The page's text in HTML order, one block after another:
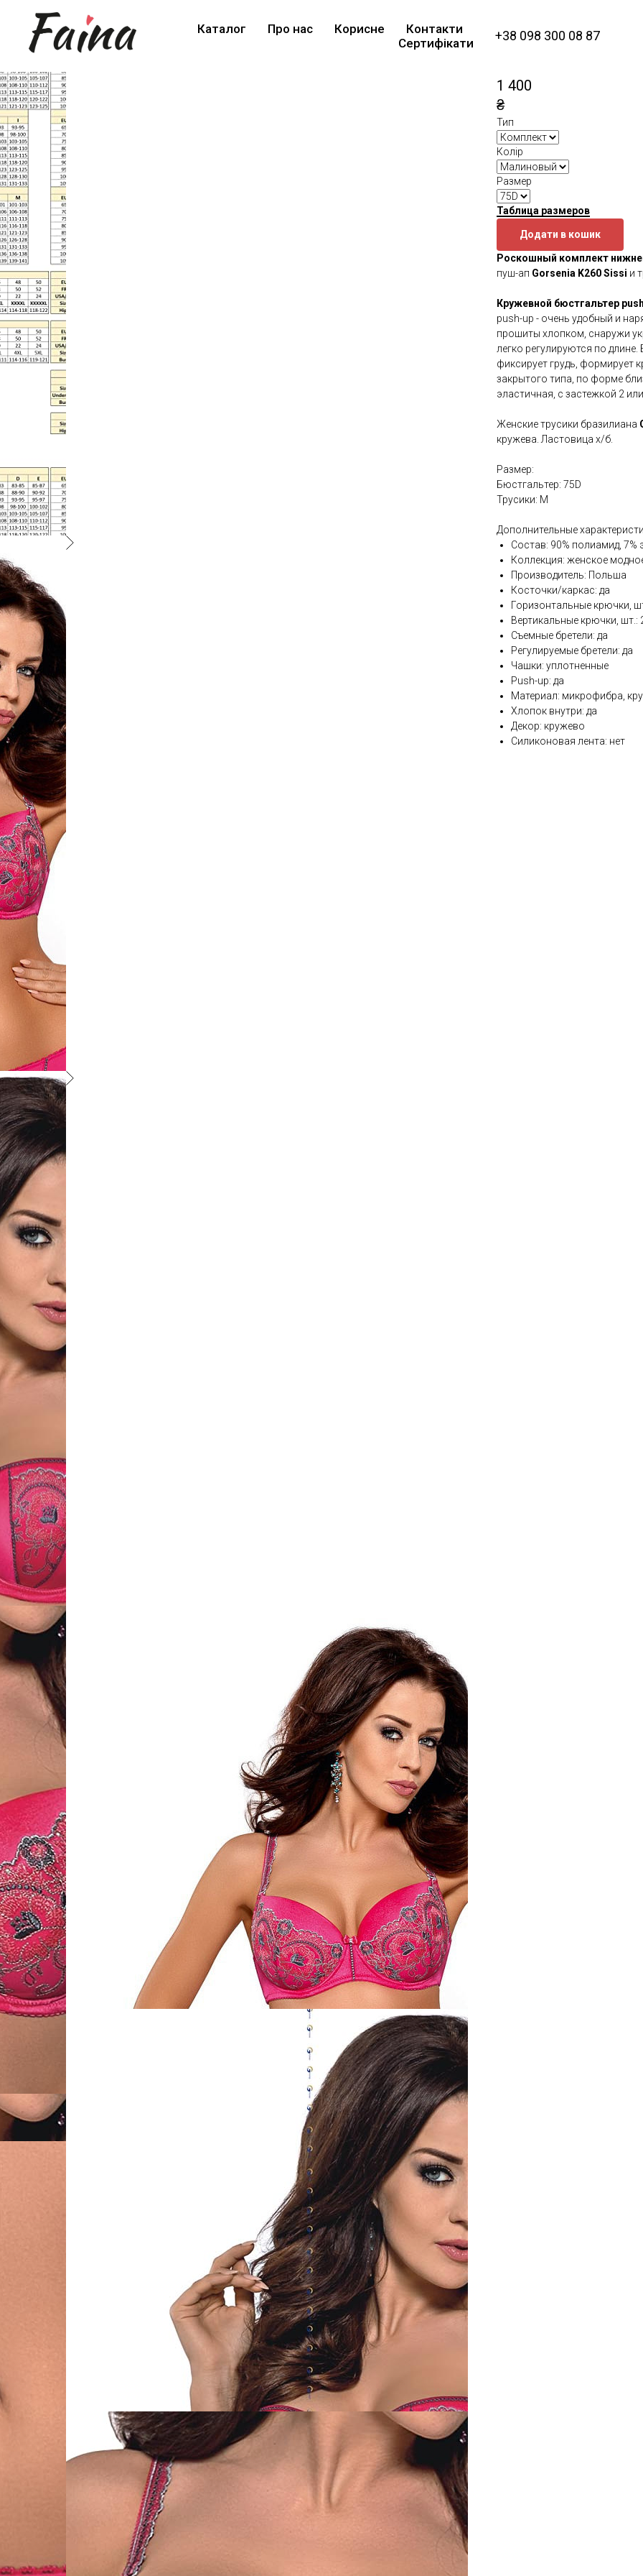
Каталог Про нас Корисне
Контакти
Сертифікати
+38 098 300 08 87
K260 Sissi
1 400
₴
Тип
Колір
Размер
Таблица размеров
Додати в кошик
Роскошный комплект
пуш-ап Gorsenia K260 Sissi и
Кружевной бюстгальтер
push-up - очень удобный и
прошиты хлопком, снаружи
легко регулируются по
фиксирует грудь, формирует
закрытого типа, по форме
эластичная, с застежкой 2
Женские трусики бразилиана
кружева. Ластовица х/б.
Размер:
Бюстгальтер: 75D
Трусики: M
Дополнительные
Состав: 90% полиамид, 7%
Коллекция: женское
Производитель: Польша
Косточки/каркас: да
Горизонтальные крючки,
Вертикальные крючки, шт.:
Съемные бретели: да
Регулируемые бретели: да
Чашки: уплотненные
Push-up: да
Материал: микрофибра,
Хлопок внутри: да
Декор: кружево
Силиконовая лента: нет